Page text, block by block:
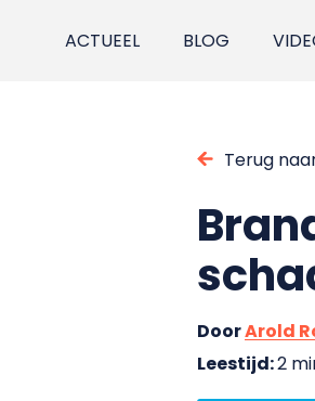
ACTUEEL BLOG
Terug
DoorArold
Leestijd:2